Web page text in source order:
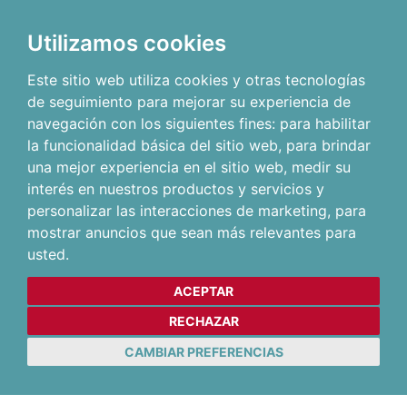
Utilizamos cookies
Este sitio web utiliza cookies y otras tecnologías
de seguimiento para mejorar su experiencia de
navegación con los siguientes fines: para habilitar
la funcionalidad básica del sitio web, para brindar
una mejor experiencia en el sitio web, medir su
interés en nuestros productos y servicios y
personalizar las interacciones de marketing, para
mostrar anuncios que sean más relevantes para
usted.
ACEPTAR
RECHAZAR
CAMBIAR PREFERENCIAS